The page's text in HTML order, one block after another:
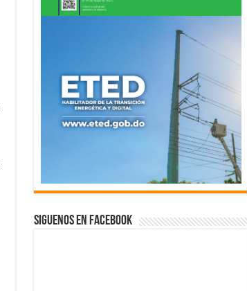
Siguenos en Facebook